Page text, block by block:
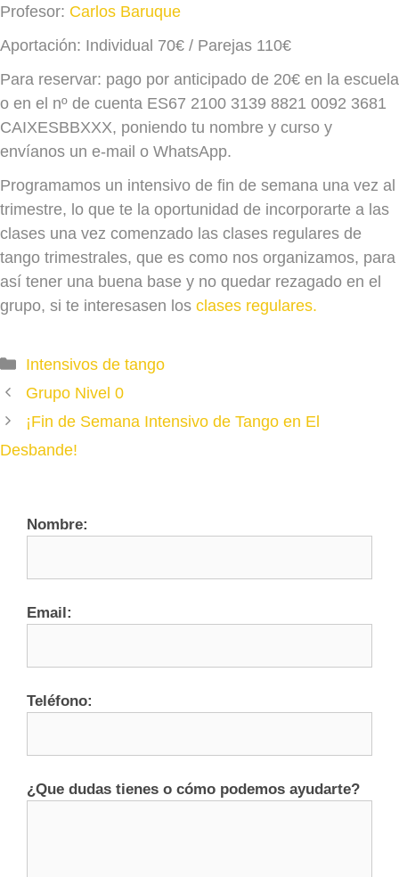
Profesor: Carlos Baruque
Aportación: Individual 70€ / Parejas 110€
Para reservar: pago por anticipado de 20€ en la escuela
o en el nº de cuenta ES67 2100 3139 8821 0092 3681
CAIXESBBXXX, poniendo tu nombre y curso y
envíanos un e-mail o WhatsApp.
Programamos un intensivo de fin de semana una vez al
trimestre, lo que te la oportunidad de incorporarte a las
clases una vez comenzado las clases regulares de
tango trimestrales, que es como nos organizamos, para
así tener una buena base y no quedar rezagado en el
grupo, si te interesasen los clases regulares.
Categories
Intensivos de tango
Grupo Nivel 0
¡Fin de Semana Intensivo de Tango en El
Desbande!
Nombre:
Email:
Teléfono:
¿Que dudas tienes o cómo podemos ayudarte?